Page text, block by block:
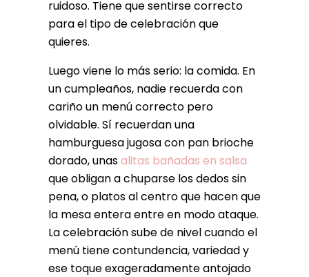
ruidoso. Tiene que sentirse correcto
para el tipo de celebración que
quieres.
Luego viene lo más serio: la comida. En
un cumpleaños, nadie recuerda con
cariño un menú correcto pero
olvidable. Sí recuerdan una
hamburguesa jugosa con pan brioche
dorado, unasalitas bañadas en salsa
que obligan a chuparse los dedos sin
pena, o platos al centro que hacen que
la mesa entera entre en modo ataque.
La celebración sube de nivel cuando el
menú tiene contundencia, variedad y
ese toque exageradamente antojado